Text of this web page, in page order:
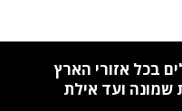
בכל אזורי הארץ
שמונה ועד אילת